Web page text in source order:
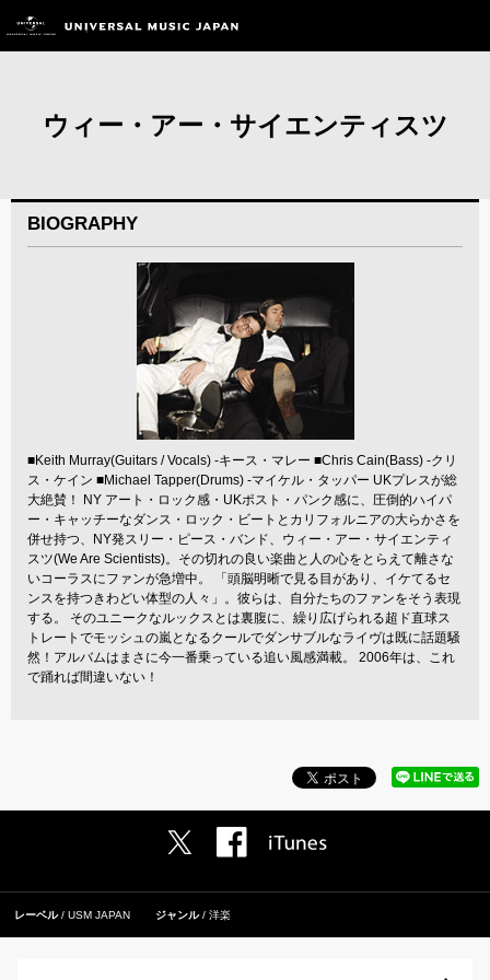
ウィー・アー・サイエンティスツ
BIOGRAPHY
■Keith Murray(Guitars / Vocals) -キース・マレー ■Chris Cain(Bass) -クリ
ス・ケイン ■Michael Tapper(Drums) -マイケル・タッパー UKプレスが総
大絶賛！ NY アート・ロック感・UKポスト・パンク感に、圧倒的ハイパ
ー・キャッチーなダンス・ロック・ビートとカリフォルニアの大らかさを
併せ持つ、NY発スリー・ピース・バンド、ウィー・アー・サイエンティ
スツ(We Are Scientists)。その切れの良い楽曲と人の心をとらえて離さな
いコーラスにファンが急増中。 「頭脳明晰で見る目があり、イケてるセ
ンスを持つきわどい体型の人々」。彼らは、自分たちのファンをそう表現
する。 そのユニークなルックスとは裏腹に、繰り広げられる超ド直球ス
トレートでモッシュの嵐となるクールでダンサブルなライヴは既に話題騒
然！アルバムはまさに今一番乗っている追い風感満載。 2006年は、これ
で踊れば間違いない！
レーベル USM JAPAN ジャンル 洋楽